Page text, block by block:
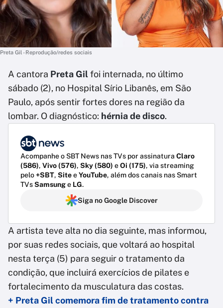
Preta Gil - Reprodução/redes sociais
A cantora Preta Gilfoi internada, no último
sábado (2), no Hospital Sírio Libanês, em São
Paulo, após sentir fortes dores na região da
lombar. O diagnóstico: hérnia de disco.
Acompanhe o SBT News nas TVs por assinatura Claro
(586), Vivo (576), Sky (580) eOi (175), via streaming
pelo+SBT, SiteeYouTube, além dos canais nas Smart
TVsSamsunge LG.
Siga no Google Discover
A artista teve alta no dia seguinte, mas informou,
por suas redes sociais, que voltará ao hospital
nesta terça (5) para seguir o tratamento da
condição, que incluirá exercícios de pilates e
fortalecimento da musculatura das costas.
+ Preta Gil comemora fim de tratamento contra